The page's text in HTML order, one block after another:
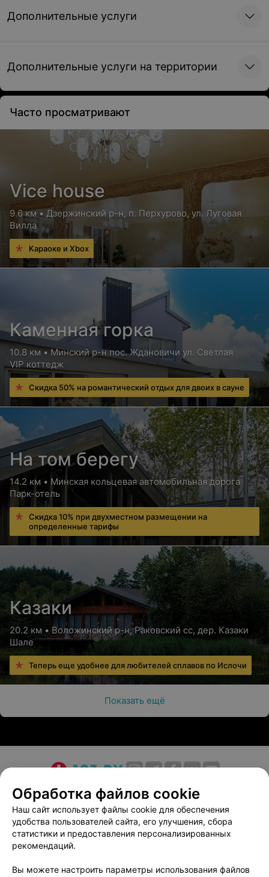
Дополнительные услуги
Дополнительные услуги на территории
Часто просматривают
Vice house
9.6 км • Дзержинский р-н, п. Перхурово, ул. Луговая
Вилла
Караоке и Xbox
Каменная горка
10.8 км • Минский р-н пос. Ждановичи ул. Светлая
VIP коттедж
Скидка 50% на романтический отдых для двоих в сауне
На том берегу
14.2 км • Минская кольцевая автомобильная дорога
Парк-отель
Скидка 10% при двухместном размещении на
определенные тарифы
Казаки
20.2 км • Воложинский р-н, Раковский сс, дер. Казаки
Шале
Теперь еще удобнее для любителей сплавов по Ислочи
Показать ещё
О проекте Новости проекта
Размещение рекламы
Медицинский маркетинг
Публичный договор
Пользовательское соглашение
Способы оплаты
Вакансии
Партнеры
Написать в поддержку
Обработка файлов cookie
Наш сайт использует файлы cookie для обеспечения
удобства пользователей сайта, его улучшения, сбора
статистики и предоставления персонализированных
рекомендаций.
Вы можете настроить параметры использования файлов